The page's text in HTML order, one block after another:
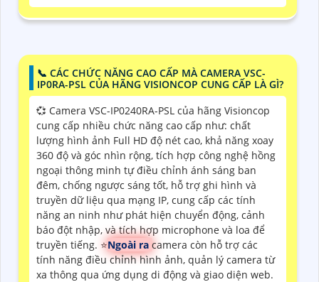
📞 CÁC CHỨC NĂNG CAO CẤP MÀ CAMERA VSC-
IP0RA-PSL CỦA HÃNG VISIONCOP CUNG CẤP LÀ GÌ?
💞 Camera VSC-IP0240RA-PSL của hãng Visioncop
cung cấp nhiều chức năng cao cấp như: chất
lượng hình ảnh Full HD độ nét cao, khả năng xoay
360 độ và góc nhìn rộng, tích hợp công nghệ hồng
ngoại thông minh tự điều chỉnh ánh sáng ban
đêm, chống ngược sáng tốt, hỗ trợ ghi hình và
truyền dữ liệu qua mạng IP, cung cấp các tính
năng an ninh như phát hiện chuyển động, cảnh
báo đột nhập, và tích hợp microphone và loa để
truyền tiếng. ⭐Ngoài ra camera còn hỗ trợ các
tính năng điều chỉnh hình ảnh, quản lý camera từ
xa thông qua ứng dụng di động và giao diện web.